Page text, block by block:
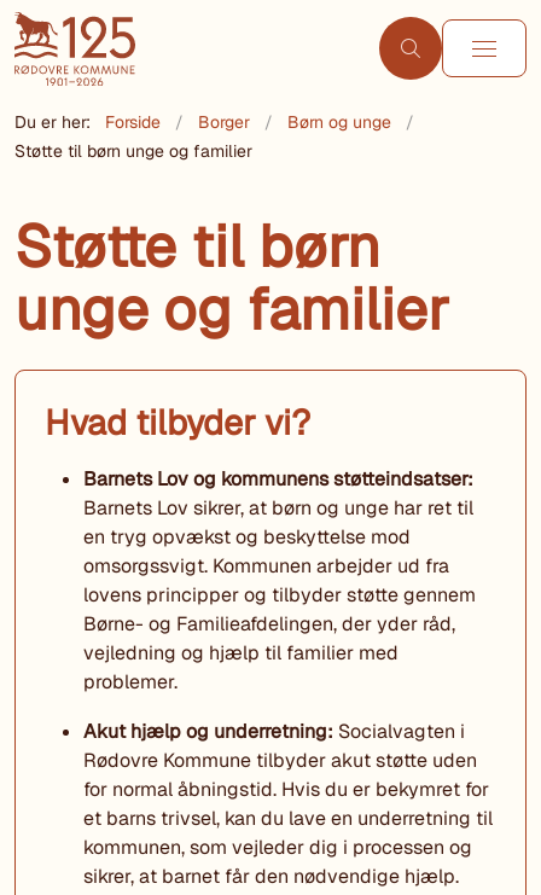
Du er her: Forside Borger
Børn og unge
Støtte til børn unge og familier
Støtte til børn
unge og familier
Hvad tilbyder vi?
Barnets Lov og kommunens støtteindsatser:
Barnets Lov sikrer, at børn og unge har ret til
en tryg opvækst og beskyttelse mod
omsorgssvigt. Kommunen arbejder ud fra
lovens principper og tilbyder støtte gennem
Børne- og Familieafdelingen, der yder råd,
vejledning og hjælp til familier med
problemer.
Akut hjælp og underretning: Socialvagten i
Rødovre Kommune tilbyder akut støtte uden
for normal åbningstid. Hvis du er bekymret for
et barns trivsel, kan du lave en underretning til
kommunen, som vejleder dig i processen og
sikrer, at barnet får den nødvendige hjælp.